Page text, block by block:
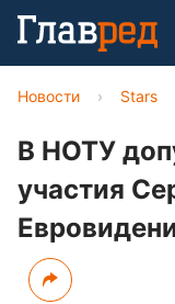
Новости › Stars
В НОТУ
участия